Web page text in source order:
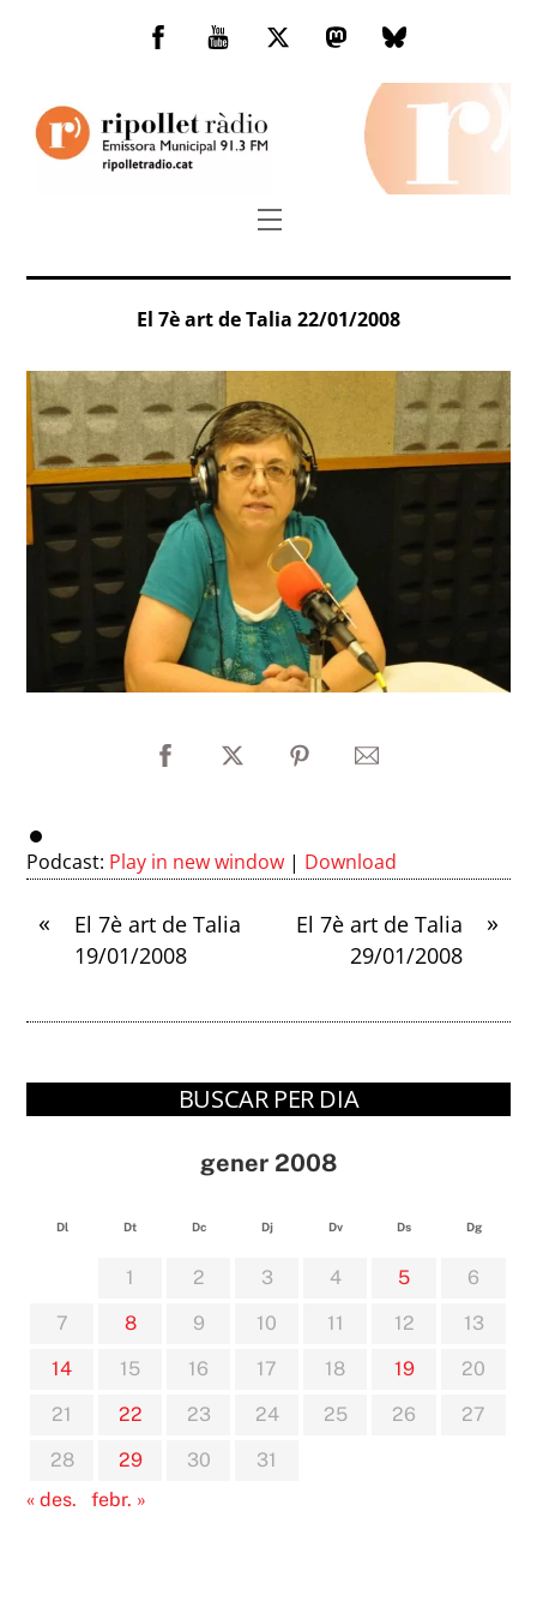
Facebook
You
TwitterMastodonBluesky
Menu
El 7è art de Talia 22/01/2008
Podcast: Play in new window | Download
«
El 7è art de Talia
19/01/2008
»
El 7è art de Talia
29/01/2008
BUSCAR PER DIA
gener 2008
Dl Dt Dc Dj Dv Ds Dg
1 2 3 4 5
6
7
8 9 10 11 12
13
14
15 16 17 18 19
20
21
22 23 24 25 26
27
28
29 30
31
« des.
febr. »